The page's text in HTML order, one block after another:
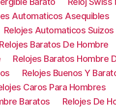
Automaticos Asequibles
Relojes Automaticos Suizos
Relojes Baratos De Hombre
Relojes Baratos Hombre
Relojes Buenos Y
Caros Para Hombres
Baratos Relojes De